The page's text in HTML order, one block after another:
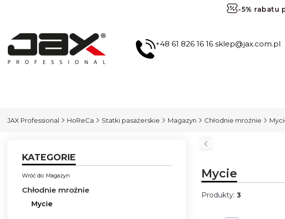
-5% rabatu
-15% rabatu
Darmowa
+48 61 826 16 16 sklep@jax.com.pl
JAX Professional HoReCa Statki pasażerskie Magazyn Chłodnie mroźnie
KATEGORIE
Wróć do: Magazyn
Chłodnie mroźnie
Mycie
Mycie
Produkty: 3